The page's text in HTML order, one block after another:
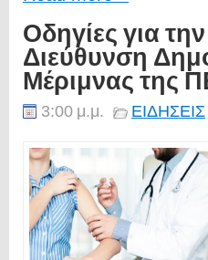
Οδηγίες για
Διεύθυνση
Μέριμνας της
3:00 μ.μ. ΕΙΔΗΣΕΙΣ